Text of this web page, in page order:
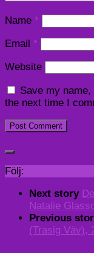
Name *
Email *
Website
Save my
the next time I
Följ:
Next story
Natalie
Previous
(Trasig Väv),